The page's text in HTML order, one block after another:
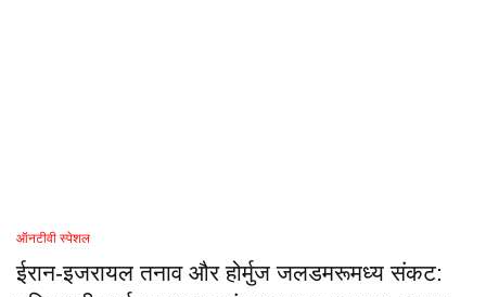
ऑनटीवी स्पेशल
ईरान-इजरायल तनाव और होर्मुज जलडमरूमध्य संकट: